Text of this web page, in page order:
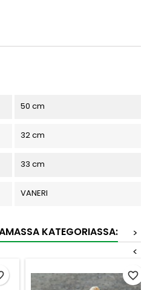
50 cm
32 cm
33 cm
VANERI
KATEGORIASSA:
>
<
favorite_border